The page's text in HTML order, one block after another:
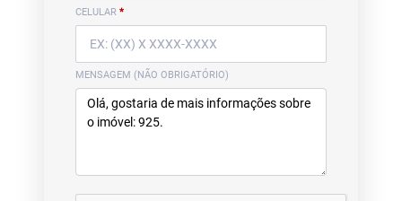
CELULAR *
MENSAGEM (NÃO OBRIGATÓRIO)